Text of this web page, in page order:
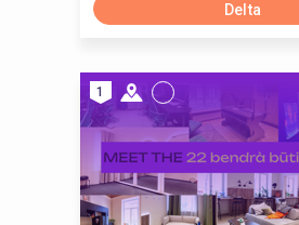
Delta
1